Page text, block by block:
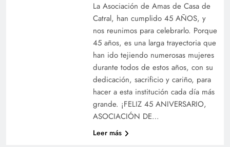
La Asociación de Amas de Casa de
Catral, han cumplido 45 AÑOS, y
nos reunimos para celebrarlo. Porque
45 años, es una larga trayectoria que
han ido tejiendo numerosas mujeres
durante todos de estos años, con su
dedicación, sacrificio y cariño, para
hacer a esta institución cada día más
grande. ¡FELIZ 45 ANIVERSARIO,
ASOCIACIÓN DE…
Leer más